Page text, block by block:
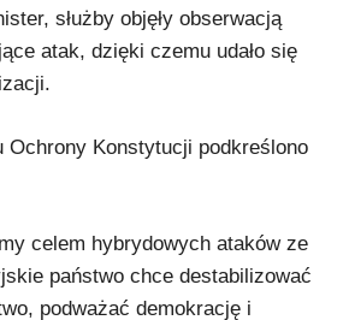
służby objęły obserwacją
atak, dzięki czemu udało się
Ochrony Konstytucji podkreślono
celem hybrydowych ataków ze
państwo chce destabilizować
podważać demokrację i